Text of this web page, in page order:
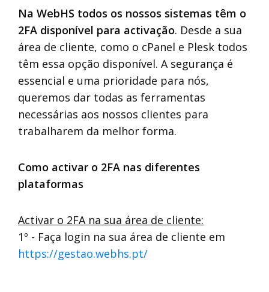
Na WebHS todos os nossos sistemas têm o
2FA disponível para activação. Desde a sua
área de cliente, como o cPanel e Plesk todos
têm essa opção disponível. A segurança é
essencial e uma prioridade para nós,
queremos dar todas as ferramentas
necessárias aos nossos clientes para
trabalharem da melhor forma.
Como activar o 2FA nas diferentes
plataformas
Activar o 2FA na sua área de cliente:
1º - Faça login na sua área de cliente em
https://gestao.webhs.pt/